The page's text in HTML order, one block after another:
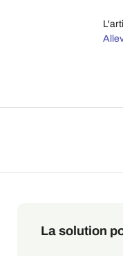
La solution